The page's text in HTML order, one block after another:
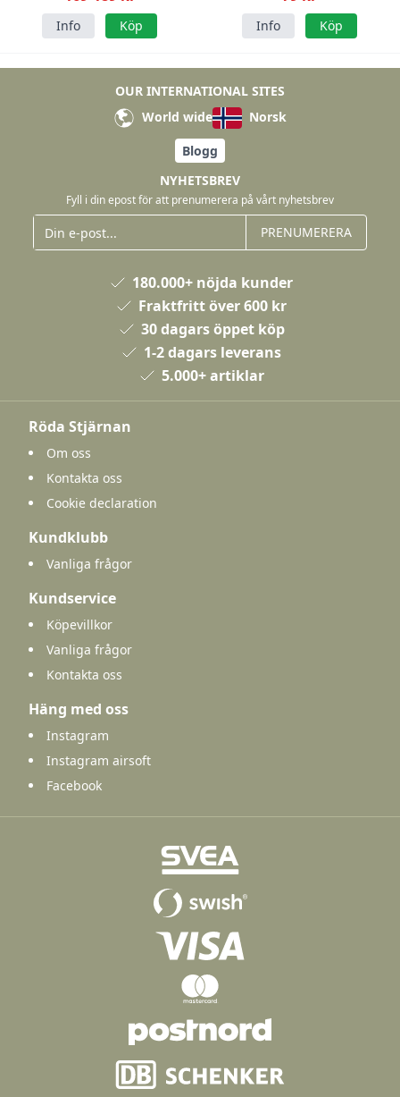
Info Köp Info Köp
OUR INTERNATIONAL SITES
World wide
Norsk
Blogg
NYHETSBREV
Fyll i din epost för att prenumerera på vårt nyhetsbrev
PRENUMERERA
180.000+ nöjda kunder
Fraktfritt över 600 kr
30 dagars öppet köp
1-2 dagars leverans
5.000+ artiklar
Röda Stjärnan
Om oss
Kontakta oss
Cookie declaration
Kundklubb
Vanliga frågor
Kundservice
Köpevillkor
Vanliga frågor
Kontakta oss
Häng med oss
Instagram
Instagram airsoft
Facebook